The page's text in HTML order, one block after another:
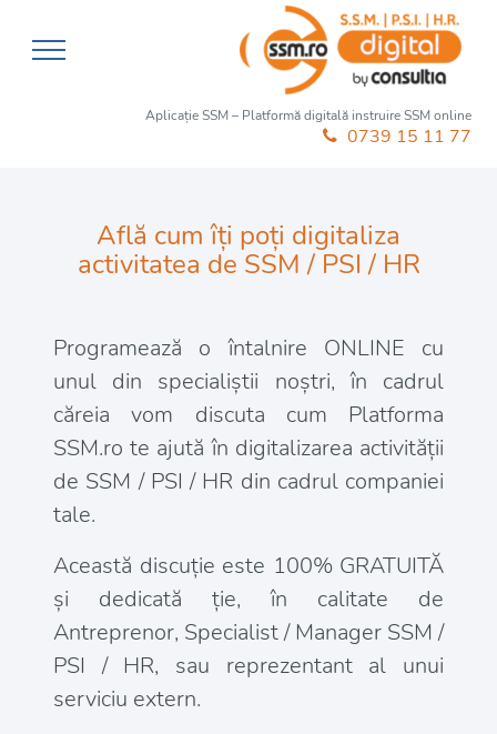
Aplicație SSM – Platformă digitală instruire SSM online
0739 15 11 77
Află cum îți poți digitaliza
activitatea de SSM / PSI / HR
Programează o întalnire ONLINE cu
unul din specialiștii noștri, în cadrul
căreia vom discuta cum Platforma
SSM.ro te ajută în digitalizarea activității
de SSM / PSI / HR din cadrul companiei
tale.
Această discuție este 100% GRATUITĂ
și dedicată ție, în calitate de
Antreprenor, Specialist / Manager SSM /
PSI / HR, sau reprezentant al unui
serviciu extern.